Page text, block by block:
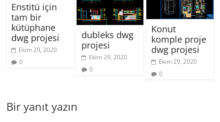
Enstitü için
tam bir
kütüphane
dwg projesi
Ekim 29, 2020
0
dubleks dwg
projesi
Ekim 29, 2020
0
Konut
komple proje
dwg projesi
Ekim 29, 2020
0
Bir yanıt yazın